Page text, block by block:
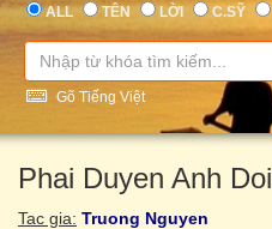
ALL TÊN LỜI C.SỸ
Gõ Tiếng Việt
Phai Duyen Anh Doi
Tac gia: Truong Nguyen